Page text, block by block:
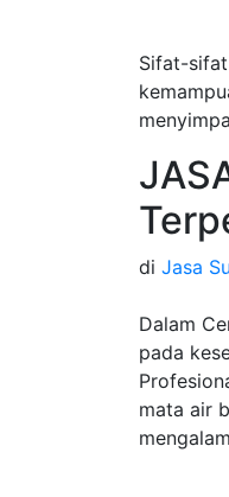
Sifat-
di Jasa
Dalam
pada
mata air